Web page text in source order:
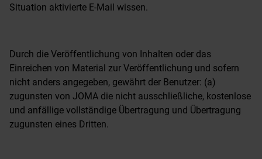
Situation aktivierte E-Mail wissen.
Durch die Veröffentlichung von Inhalten oder das
Einreichen von Material zur Veröffentlichung und sofern
nicht anders angegeben, gewährt der Benutzer: (a)
zugunsten von JOMA die nicht ausschließliche, kostenlose
und anfällige vollständige Übertragung und Übertragung
zugunsten eines Dritten.